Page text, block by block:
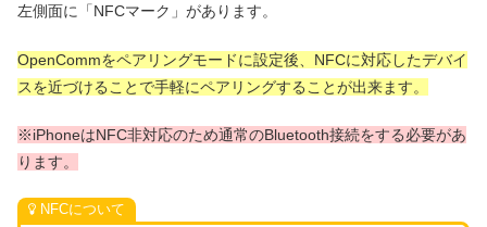
左側面に「NFCマーク」があります。
OpenCommをペアリングモードに設定後、NFCに対応したデバイ
スを近づけることで手軽にペアリングすることが出来ます。
※iPhoneはNFC非対応のため通常のBluetooth接続をする必要があ
ります。
NFCについて